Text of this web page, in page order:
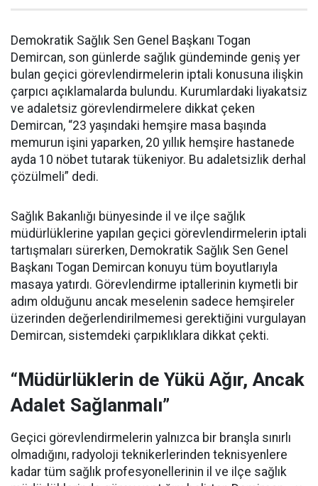
Demokratik Sağlık Sen Genel Başkanı Togan
Demircan, son günlerde sağlık gündeminde geniş yer
bulan geçici görevlendirmelerin iptali konusuna ilişkin
çarpıcı açıklamalarda bulundu. Kurumlardaki liyakatsiz
ve adaletsiz görevlendirmelere dikkat çeken
Demircan, “23 yaşındaki hemşire masa başında
memurun işini yaparken, 20 yıllık hemşire hastanede
ayda 10 nöbet tutarak tükeniyor. Bu adaletsizlik derhal
çözülmeli” dedi.
Sağlık Bakanlığı bünyesinde il ve ilçe sağlık
müdürlüklerine yapılan geçici görevlendirmelerin iptali
tartışmaları sürerken, Demokratik Sağlık Sen Genel
Başkanı Togan Demircan konuyu tüm boyutlarıyla
masaya yatırdı. Görevlendirme iptallerinin kıymetli bir
adım olduğunu ancak meselenin sadece hemşireler
üzerinden değerlendirilmemesi gerektiğini vurgulayan
Demircan, sistemdeki çarpıklıklara dikkat çekti.
“Müdürlüklerin de Yükü Ağır, Ancak
Adalet Sağlanmalı”
Geçici görevlendirmelerin yalnızca bir branşla sınırlı
olmadığını, radyoloji teknikerlerinden teknisyenlere
kadar tüm sağlık profesyonellerinin il ve ilçe sağlık